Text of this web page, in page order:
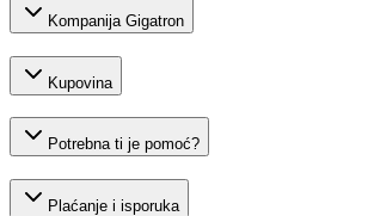
Kompanija Gigatron
Kupovina
Potrebna ti je pomoć?
Plaćanje i isporuka